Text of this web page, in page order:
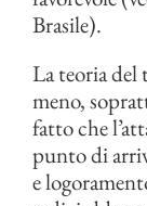
Brasile).
La teoria del
meno,
fatto che
punto di
e